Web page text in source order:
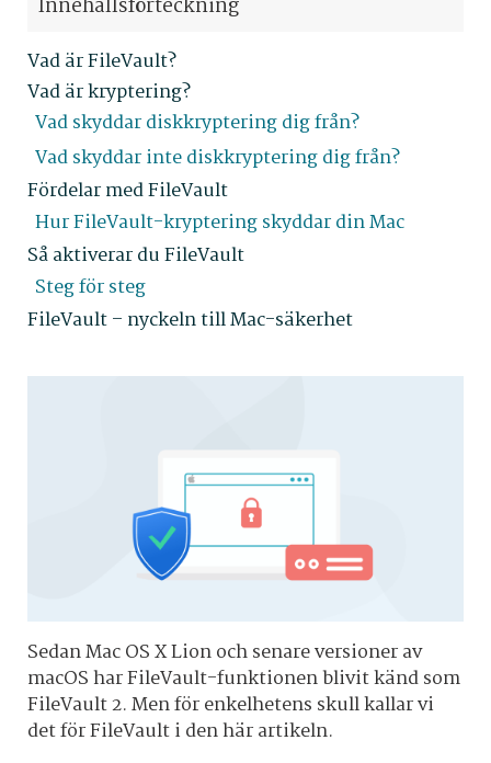
Innehållsförteckning
Vad är FileVault?
Vad är kryptering?
Vad skyddar diskkryptering dig från?
Vad skyddar inte diskkryptering dig från?
Fördelar med FileVault
Hur FileVault-kryptering skyddar din Mac
Så aktiverar du FileVault
Steg för steg
FileVault – nyckeln till Mac-säkerhet
Sedan Mac OS X Lion och senare versioner av
macOS har FileVault-funktionen blivit känd som
FileVault 2. Men för enkelhetens skull kallar vi
det för FileVault i den här artikeln.